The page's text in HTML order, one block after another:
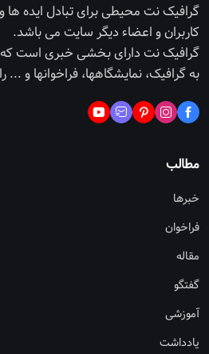
گرافیک نت محیطی برای تبادل ایده ها
کاربران و اعضاء دیگر سایت می باشد.
گرافیک نت دارای بخشی خبری است که
به گرافیک، نمایشگاهها، فراخوانها و
مطالب
خبرها
فراخوان
مقاله
گفتگو
آموزشی
یادداشت